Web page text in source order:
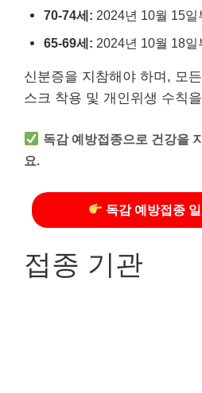
70-74세: 2024년 10월 15
65-69세: 2024년 10월 18
신분증을 지참해야 하며, 모
스크 착용 및 개인위생 수칙
독감 예방접종으로 건강을
요.
독감 예방접종
접종 기관